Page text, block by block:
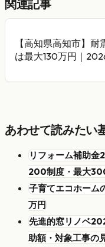
関連記事
【高知県高知市】耐
は最大130万円｜
あわせて読みたい
リフォーム補助金
200制度・最大
子育てエコホーム
万円
先進的窓リノベ
助額・対象工事の